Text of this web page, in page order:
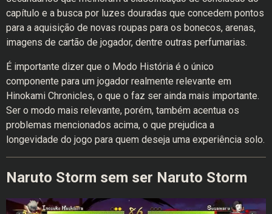
capítulo e a busca por luzes douradas que concedem pontos
para a aquisição de novas roupas para os bonecos, arenas,
imagens de cartão de jogador, dentre outras perfumarias.
É importante dizer que o Modo História é o único
componente para um jogador realmente relevante em
Hinokami Chronicles, o que o faz ser ainda mais importante.
Ser o modo mais relevante, porém, também acentua os
problemas mencionados acima, o que prejudica a
longevidade do jogo para quem deseja uma experiência solo.
Naruto Storm sem ser Naruto Storm